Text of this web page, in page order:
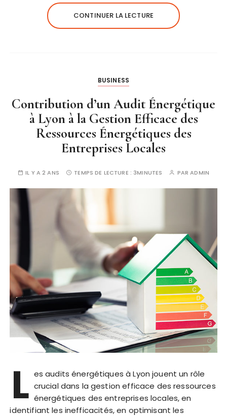
CONTINUER LA LECTURE
BUSINESS
Contribution d’un Audit Énergétique
à Lyon à la Gestion Efficace des
Ressources Énergétiques des
Entreprises Locales
IL Y A 2 ANS TEMPS DE LECTURE : 3MINUTES PARADMIN
L es audits énergétiques à Lyon jouent un rôle
crucial dans la gestion efficace des ressources
énergétiques des entreprises locales, en
identifiant les inefficacités, en optimisant les